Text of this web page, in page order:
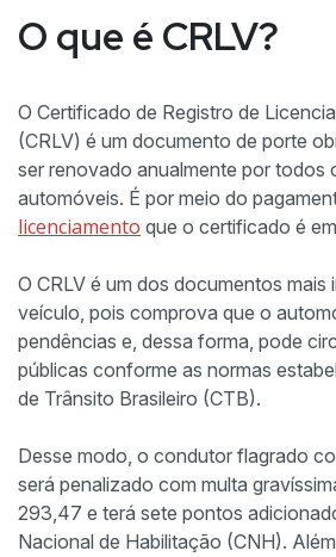
O que é CRLV?
O Certificado de Registro de
(CRLV) é um documento de porte
ser renovado anualmente por todos
automóveis. É por meio do
licenciamento que o certificado é
O CRLV é um dos documentos mais
veículo, pois comprova que o
pendências e, dessa forma, pode
públicas conforme as normas
de Trânsito Brasileiro (CTB).
Desse modo, o condutor flagrado
será penalizado com multa
293,47 e terá sete pontos
Nacional de Habilitação (CNH).